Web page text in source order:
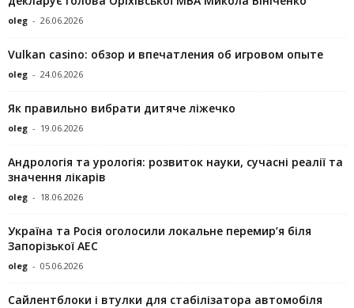
oleg - 26.06.2026
Vulkan casino: обзор и впечатления об игровом опыте
oleg - 24.06.2026
Як правильно вибрати дитяче ліжечко
oleg - 19.06.2026
Андрологія та урологія: розвиток науки, сучасні реалії та
значення лікарів
oleg - 18.06.2026
Україна та Росія оголосили локальне перемир’я біля
Запорізької АЕС
oleg - 05.06.2026
Сайлентблоки і втулки для стабілізатора автомобіля